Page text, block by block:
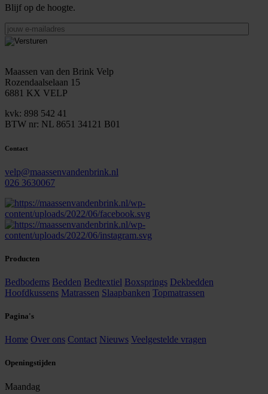
Blijf op de hoogte.
jouw
e-
mailadres
Maassen van den Brink Velp
Rozendaalselaan 15
6881 KX VELP
kvk: 898 542 41
BTW nr: NL 8651 34121 B01
Contact
velp@maassenvandenbrink.nl
026 3630067
Producten
Bedbodems Bedden Bedtextiel Boxsprings Dekbedden
Hoofdkussens Matrassen Slaapbanken Topmatrassen
Pagina's
Home Over ons Contact Nieuws Veelgestelde vragen
Openingstijden
Maandag